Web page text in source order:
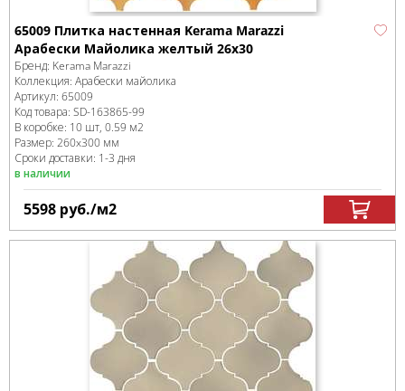
65009 Плитка настенная Kerama Marazzi
Арабески Майолика желтый 26x30
Бренд: Kerama Marazzi
Коллекция: Арабески майолика
Артикул: 65009
Код товара: SD-163865-99
В коробке: 10 шт, 0.59 м2
Размер: 260x300 мм
Сроки доставки: 1-3 дня
в наличии
5598 руб./м2